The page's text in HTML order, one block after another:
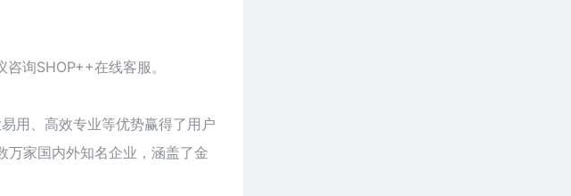
询SHOP++在线客服。
用、高效专业等优势赢得了用户
万家国内外知名企业，涵盖了金